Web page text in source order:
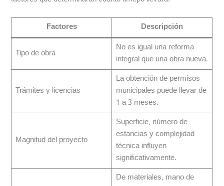
Factores Descripción
Tipo de obra
No es igual una reforma
integral que una obra nueva.
Trámites y licencias
La obtención de permisos
municipales puede llevar de
1 a 3 meses.
Magnitud del proyecto
Superficie, número de
estancias y complejidad
técnica influyen
significativamente.
De materiales, mano de